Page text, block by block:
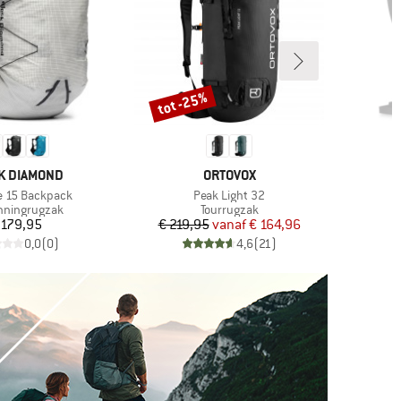
DIAMOND
15 Backpack
Prijs
0,0(0)
MERK
ORTOVOX
Artikel
Peak Light 32
Productgroep
Tourrugzak
Prijs
€ 219,95 Verlaagde prijs
vanaf€ 164,96
4,6(21 )
Korting
tot -25%